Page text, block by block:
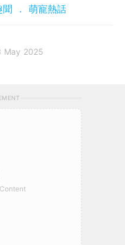
聞 萌寵熱話
May 2025